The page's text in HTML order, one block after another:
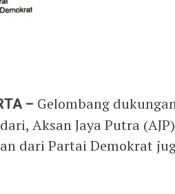
– Gelombang
Aksan Jaya Putra
dari Partai Demokrat